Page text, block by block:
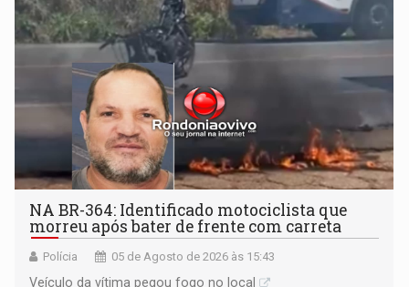
NA BR-364: Identificado motociclista que
morreu após bater de frente com carreta
Polícia 05 de Agosto de 2026 às 15:43
Veículo da vítima pegou fogo no local